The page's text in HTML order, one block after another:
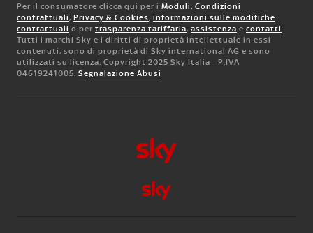
Per il consumatore clicca qui per i Moduli, Condizioni
contrattuali, Privacy & Cookies, informazioni sulle modifiche
contrattuali o per trasparenza tariffaria, assistenza e contatti.
Tutti i marchi Sky e i diritti di proprietà intellettuale in essi
contenuti, sono di proprietà di Sky international AG e sono
utilizzati su licenza. Copyright 2025 Sky Italia - P.IVA
04619241005. Segnalazione Abusi